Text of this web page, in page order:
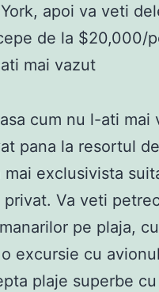
apoi va veti
de la $20,000/
mai vazut
cum nu l-ati
pana la resortul
mai exclusivista
Va veti
pe plaja,
excursie cu
plaje superbe